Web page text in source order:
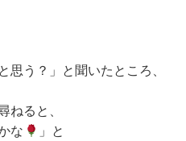
思う？」と聞いたところ、
ねると、
な
」と